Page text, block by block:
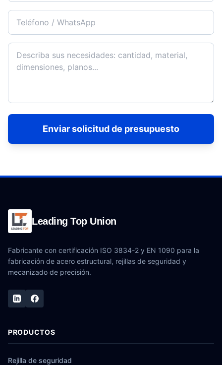
Enviar solicitud de presupuesto
Leading Top Union
Fabricante con certificación ISO 3834-2 y EN 1090 para la
fabricación de acero estructural, rejillas de seguridad y
mecanizado de precisión.
PRODUCTOS
Rejilla de seguridad